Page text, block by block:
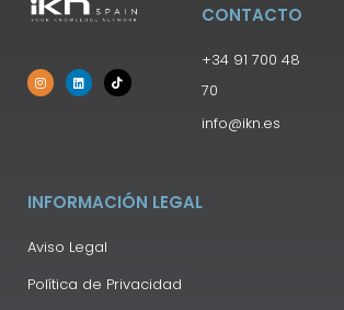
CONTACTO
+34 91 700 48
70
info@ikn.es
INFORMACIÓN LEGAL
Aviso Legal
Política de Privacidad